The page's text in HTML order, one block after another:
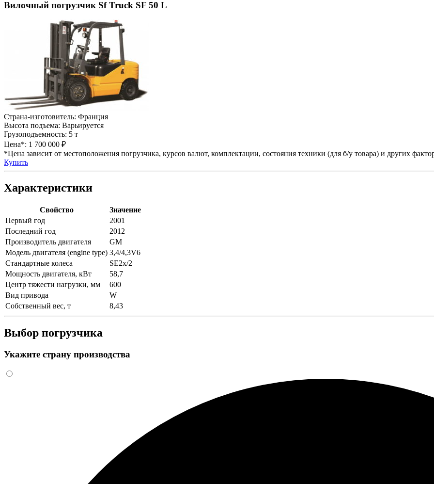
Вилочный погрузчик Sf Truck SF 50 L
Страна-изготовитель: Франция
Высота подъема: Варьируется
Грузоподъемность: 5 т
Цена*: 1 700 000 ₽
*Цена зависит от местоположения погрузчика, курсов валют, комплектации, состояния техники (для б/у товара) и других
Купить
Характеристики
Свойство
Значение
Первый год
2001
Последний год
2012
Производитель двигателя
GM
Модель двигателя (engine type) 3,4/4,3V6
Стандартные колеса
SE2x/2
Мощность двигателя, кВт
58,7
Центр тяжести нагрузки, мм
600
Вид привода
W
Собственный вес, т
8,43
Выбор погрузчика
Укажите страну производства